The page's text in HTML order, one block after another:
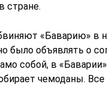
стране.
«Баварию» в
было объявлять о
собой, в
чемоданы.